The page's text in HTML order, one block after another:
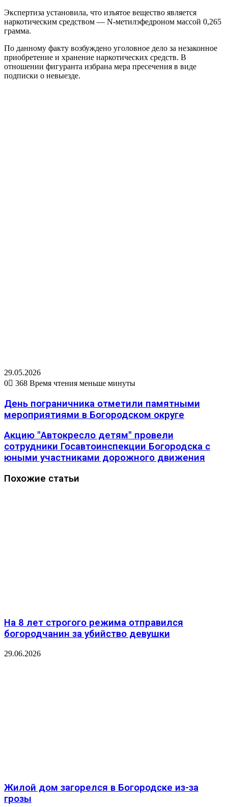
Экспертиза установила, что изъятое вещество является
наркотическим средством — N-метилэфедроном массой 0,265
грамма.
По данному факту возбуждено уголовное дело за незаконное
приобретение и хранение наркотических средств. В
отношении фигуранта избрана мера пресечения в виде
подписки о невыезде.
29.05.2026
0
368 Время чтения меньше минуты
День пограничника отметили памятными
мероприятиями в Богородском округе
Акцию "Автокресло детям" провели
сотрудники Госавтоинспекции Богородска с
юными участниками дорожного движения
Похожие статьи
На 8 лет строгого режима отправился
богородчанин за убийство девушки
29.06.2026
Жилой дом загорелся в Богородске из-за
грозы